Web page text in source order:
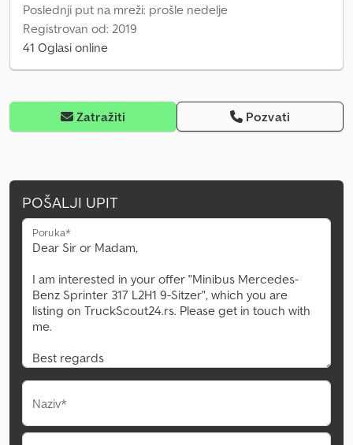
Poslednji put na mreži: prošle nedelje
Registrovan od: 2019
41 Oglasi online
Zatražiti Pozvati
POŠALJI UPIT
Poruka*
Naziv*